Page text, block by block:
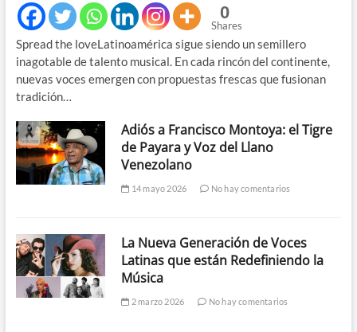
0
Shares
Spread the loveLatinoamérica sigue siendo un semillero
inagotable de talento musical. En cada rincón del continente,
nuevas voces emergen con propuestas frescas que fusionan
tradición…
Adiós a Francisco Montoya: el Tigre
de Payara y Voz del Llano
Venezolano
14 mayo 2026 No hay comentarios
La Nueva Generación de Voces
Latinas que están Redefiniendo la
Música
2 marzo 2026 No hay comentarios